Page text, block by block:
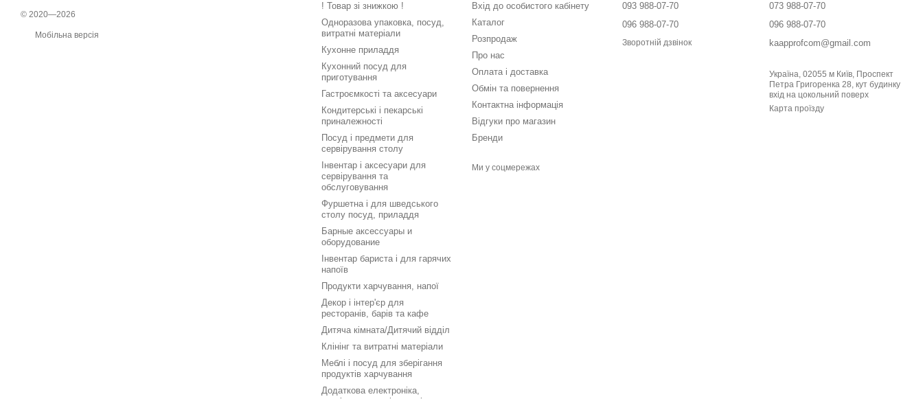
© 2020—2026
Мобільна версія
! Товар зі знижкою !
Одноразова упаковка, посуд,
витратні матеріали
Кухонне приладдя
Кухонний посуд для
приготування
Гастроємкості та аксесуари
Кондитерські і пекарські
приналежності
Посуд і предмети для
сервірування столу
Інвентар і аксесуари для
сервірування та
обслуговування
Фуршетна і для шведського
столу посуд, приладдя
Барные аксессуары и
оборудование
Інвентар бариста і для гарячих
напоїв
Продукти харчування, напої
Декор і інтер'єр для
ресторанів, барів та кафе
Дитяча кімната/Дитячий відділ
Клінінг та витратні матеріали
Меблі і посуд для зберігання
продуктів харчування
Додаткова електроніка,
Вхід до особистого кабінету
Каталог
Розпродаж
Про нас
Оплата і доставка
Обмін та повернення
Контактна інформація
Відгуки про магазин
Бренди
Ми у соцмережах
093 988-07-70
096 988-07-70
Зворотній дзвінок
073 988-07-70
096 988-07-70
kaapprofcom@gmail.com
Україна, 02055 м Київ, Проспект
Петра Григоренка 28, кут будинку
вхід на цокольний поверх
Карта проїзду